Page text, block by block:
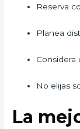
Reserva
Planea
Considera
No elijas
La